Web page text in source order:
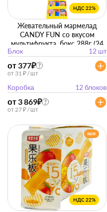
НДС 22%
Жевательный мармелад
CANDY FUN со вкусом
мультифрукта, бокс 288г (24
Блок 12 шт
от 377₽ ?
от 31 ₽ / шт
Коробка 12 блоков
от 3 869₽ ?
от 27 ₽ / шт
НДС 22%